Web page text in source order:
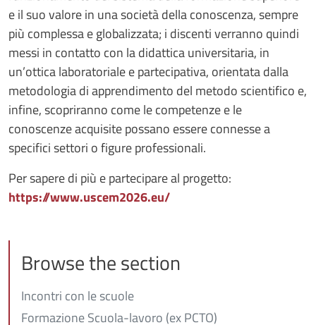
e il suo valore in una società della conoscenza, sempre
più complessa e globalizzata; i discenti verranno quindi
messi in contatto con la didattica universitaria, in
un’ottica laboratoriale e partecipativa, orientata dalla
metodologia di apprendimento del metodo scientifico e,
infine, scopriranno come le competenze e le
conoscenze acquisite possano essere connesse a
specifici settori o figure professionali.
Per sapere di più e partecipare al progetto:
https://www.uscem2026.eu/
Browse the section
Incontri con le scuole
Formazione Scuola-lavoro (ex PCTO)